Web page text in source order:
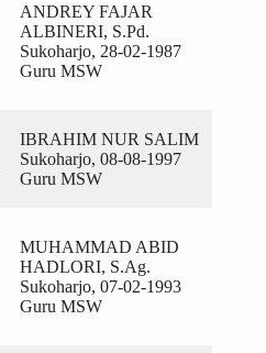
ANDREY FAJAR
ALBINERI, S.Pd.
Sukoharjo, 28-02-1987
Guru MSW
IBRAHIM NUR SALIM
Sukoharjo, 08-08-1997
Guru MSW
MUHAMMAD ABID
HADLORI, S.Ag.
Sukoharjo, 07-02-1993
Guru MSW